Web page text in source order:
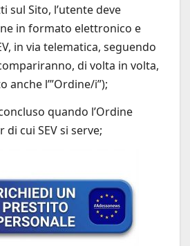
sul Sito, l’utente deve
in formato elettronico e
in via telematica, seguendo
di volta in volta,
anche l’”Ordine/i”);
quando l’Ordine
di cui SEV si serve;